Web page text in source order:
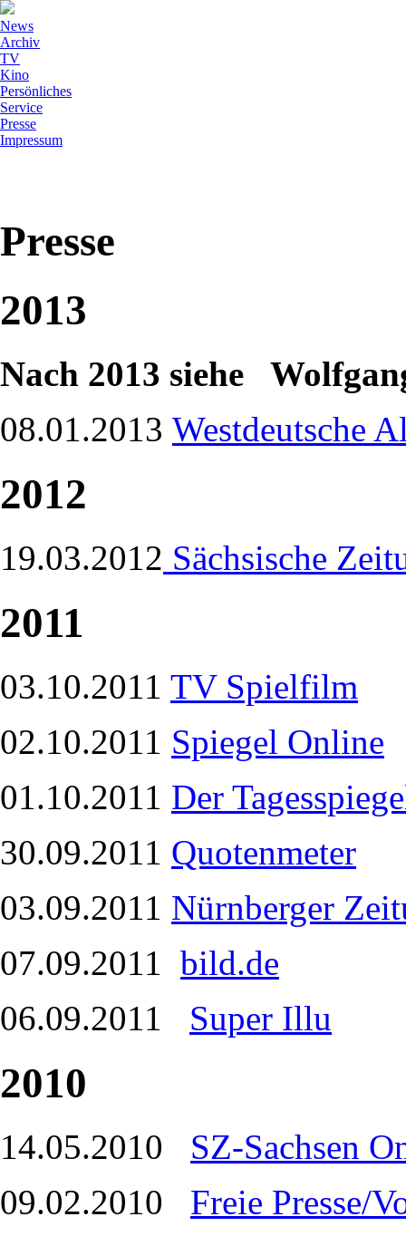
News
Archiv
TV
Kino
Persönliches
Service
Presse
Impressum
Presse
2013
Nach 2013 siehe
08.01.2013 Westdeutsche
2012
19.03.2012 Sächsische
2011
03.10.2011 TV Spielfilm
02.10.2011 Spiegel Online
01.10.2011 Der
30.09.2011 Quotenmeter
03.09.2011 Nürnberger
07.09.2011 bild.de
06.09.2011 Super Illu
2010
14.05.2010 SZ-Sachsen
09.02.2010 Freie Presse/